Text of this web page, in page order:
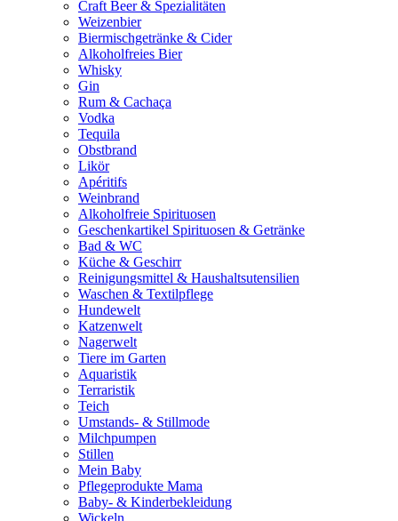
Craft Beer & Spezialitäten
Weizenbier
Biermischgetränke & Cider
Alkoholfreies Bier
Whisky
Gin
Rum & Cachaça
Vodka
Tequila
Obstbrand
Likör
Apéritifs
Weinbrand
Alkoholfreie Spirituosen
Geschenkartikel Spirituosen & Getränke
Bad & WC
Küche & Geschirr
Reinigungsmittel & Haushaltsutensilien
Waschen & Textilpflege
Hundewelt
Katzenwelt
Nagerwelt
Tiere im Garten
Aquaristik
Terraristik
Teich
Umstands- & Stillmode
Milchpumpen
Stillen
Mein Baby
Pflegeprodukte Mama
Baby- & Kinderbekleidung
Wickeln